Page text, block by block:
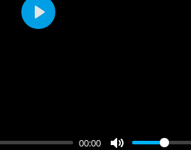
00:00
Play